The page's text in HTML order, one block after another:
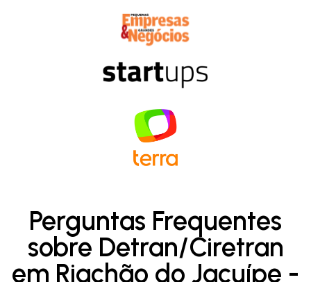
Perguntas Frequentes
sobre Detran/Ciretran
em Riachão do Jacuípe -